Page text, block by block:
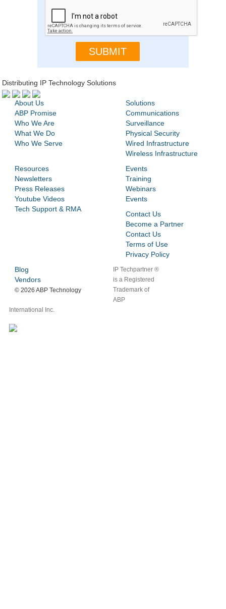
Distributing IP Technology Solutions
About Us
ABP Promise
Who We Are
What We Do
Who We Serve
Solutions
Communications
Surveillance
Physical Security
Wired Infrastructure
Wireless Infrastructure
Resources
Newsletters
Press Releases
Youtube Videos
Tech Support & RMA
Events
Training
Webinars
Events
Contact Us
Become a Partner
Contact Us
Terms of Use
Privacy Policy
Blog
Vendors
©2026 ABP Technology
IP Techpartner ®
is a Registered
Trademark of
ABP
International Inc.